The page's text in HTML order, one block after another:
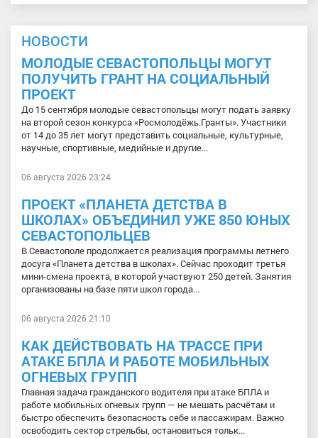
НОВОСТИ
МОЛОДЫЕ СЕВАСТОПОЛЬЦЫ МОГУТ
ПОЛУЧИТЬ ГРАНТ НА СОЦИАЛЬНЫЙ
ПРОЕКТ
До 15 сентября молодые севастопольцы могут подать заявку
на второй сезон конкурса «Росмолодёжь.Гранты». Участники
от 14 до 35 лет могут представить социальные, культурные,
научные, спортивные, медийные и другие...
06 августа 2026 23:24
ПРОЕКТ «ПЛАНЕТА ДЕТСТВА В
ШКОЛАХ» ОБЪЕДИНИЛ УЖЕ 850 ЮНЫХ
СЕВАСТОПОЛЬЦЕВ
В Севастополе продолжается реализация программы летнего
досуга «Планета детства в школах». Сейчас проходит третья
мини-смена проекта, в которой участвуют 250 детей. Занятия
организованы на базе пяти школ города...
06 августа 2026 21:10
КАК ДЕЙСТВОВАТЬ НА ТРАССЕ ПРИ
АТАКЕ БПЛА И РАБОТЕ МОБИЛЬНЫХ
ОГНЕВЫХ ГРУПП
Главная задача гражданского водителя при атаке БПЛА и
работе мобильных огневых групп — не мешать расчётам и
быстро обеспечить безопасность себе и пассажирам. Важно
освободить сектор стрельбы, остановиться тольк...